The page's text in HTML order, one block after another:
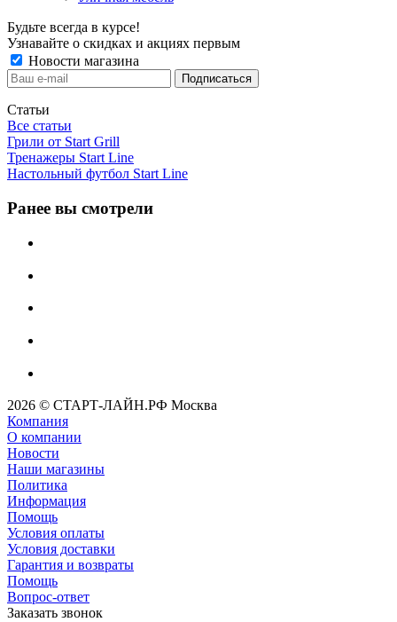
Будьте всегда в курсе!
Узнавайте о скидках и акциях первым
Новости магазина
Статьи
Все статьи
Грили от Start Grill
Тренажеры Start Line
Настольный футбол Start Line
Ранее вы смотрели
2026 © СТАРТ-ЛАЙН.РФ Москва
Компания
О компании
Новости
Наши магазины
Политика
Информация
Помощь
Условия оплаты
Условия доставки
Гарантия и возвраты
Помощь
Вопрос-ответ
Заказать звонок